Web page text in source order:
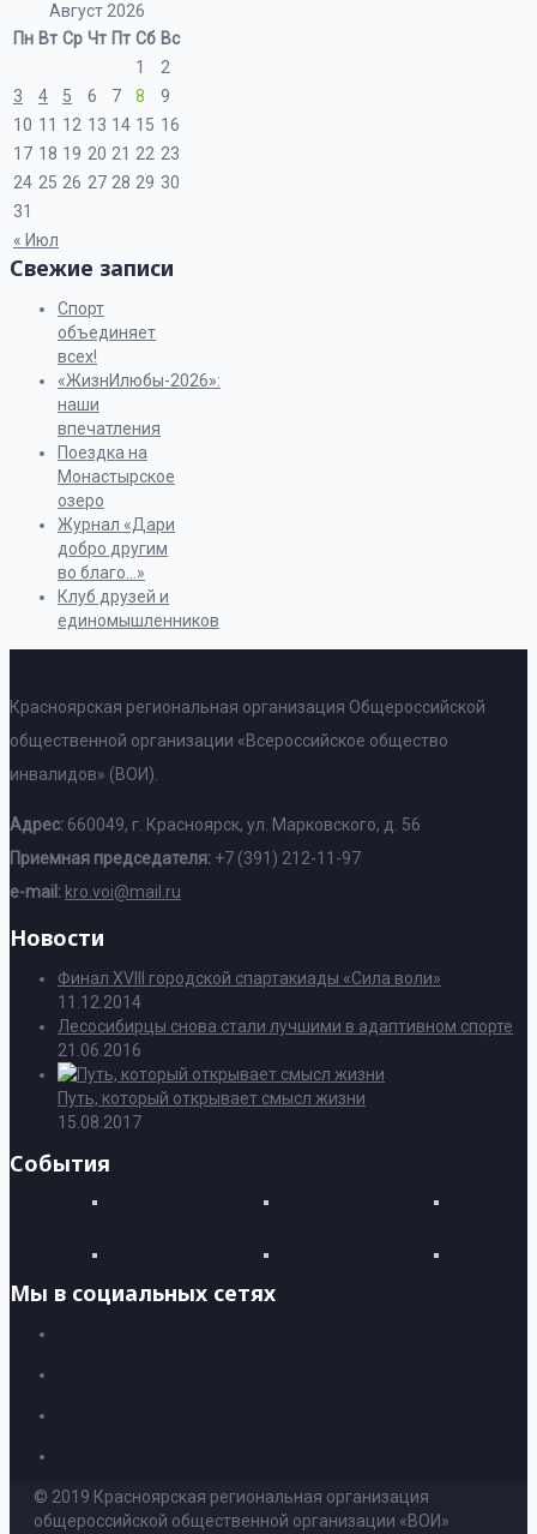
Август 2026
Пн Вт Ср Чт Пт Сб Вс
« Июл
1
2
3
4 5 6 7 8
9
10 11 12 13 14 15 16
17 18 19 20 21 22 23
24 25 26 27 28 29 30
31
Свежие записи
Спорт
объединяет
всех!
«ЖизнИлюбы-2026»:
наши
впечатления
Поездка на
Монастырское
озеро
Журнал «Дари
добро другим
во благо…»
Клуб друзей и
единомышленников
Красноярская региональная организация Общероссийской
общественной организации «Всероссийское общество
инвалидов» (ВОИ).
Адрес: 660049, г. Красноярск, ул. Марковского, д. 56
Приемная председателя: +7 (391) 212-11-97
e-mail: kro.voi@mail.ru
Новости
Финал XVIII городской спартакиады «Сила воли»
11.12.2014
Лесосибирцы снова стали лучшими в адаптивном спорте
21.06.2016
Путь, который открывает смысл жизни
15.08.2017
События
Мы в социальных сетях
© 2019 Красноярская региональная организация
общероссийской общественной организации «ВОИ»